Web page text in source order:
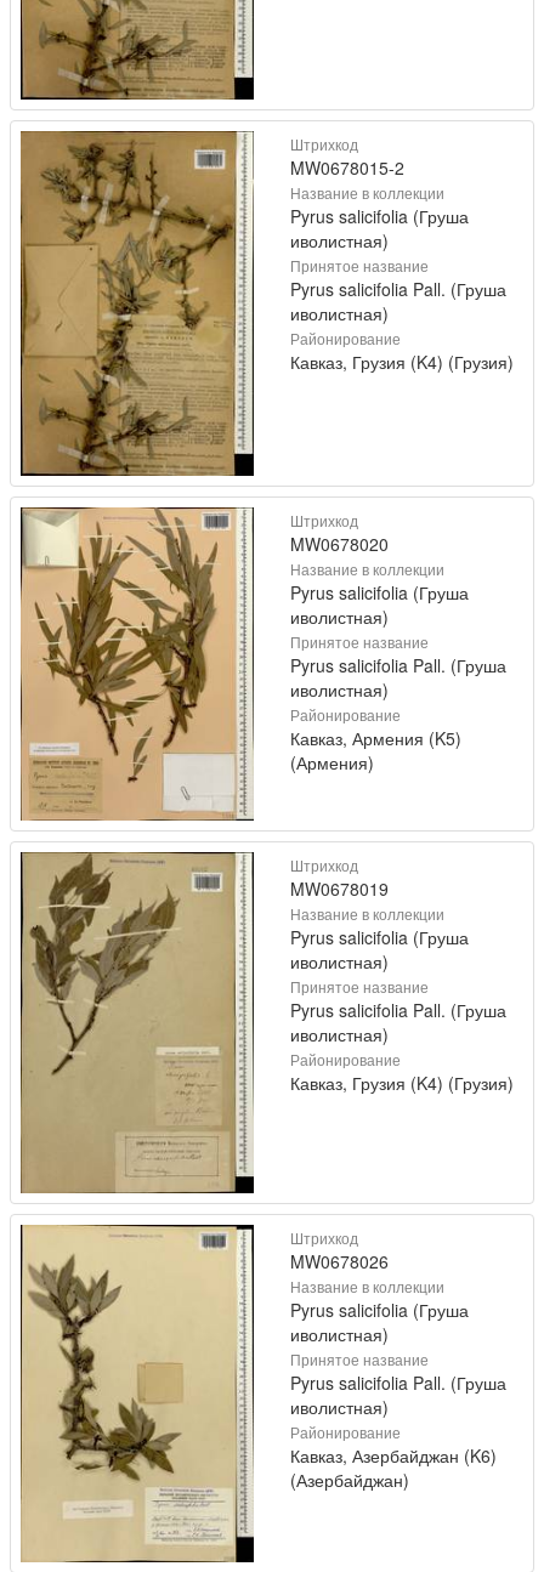
Штрихкод
MW0678015-2
Название в коллекции
Pyrus salicifolia (Груша
иволистная)
Принятое название
Pyrus salicifolia Pall. (Груша
иволистная)
Районирование
Кавказ, Грузия (K4) (Грузия)
Штрихкод
MW0678020
Название в коллекции
Pyrus salicifolia (Груша
иволистная)
Принятое название
Pyrus salicifolia Pall. (Груша
иволистная)
Районирование
Кавказ, Армения (K5)
(Армения)
Штрихкод
MW0678019
Название в коллекции
Pyrus salicifolia (Груша
иволистная)
Принятое название
Pyrus salicifolia Pall. (Груша
иволистная)
Районирование
Кавказ, Грузия (K4) (Грузия)
Штрихкод
MW0678026
Название в коллекции
Pyrus salicifolia (Груша
иволистная)
Принятое название
Pyrus salicifolia Pall. (Груша
иволистная)
Районирование
Кавказ, Азербайджан (K6)
(Азербайджан)